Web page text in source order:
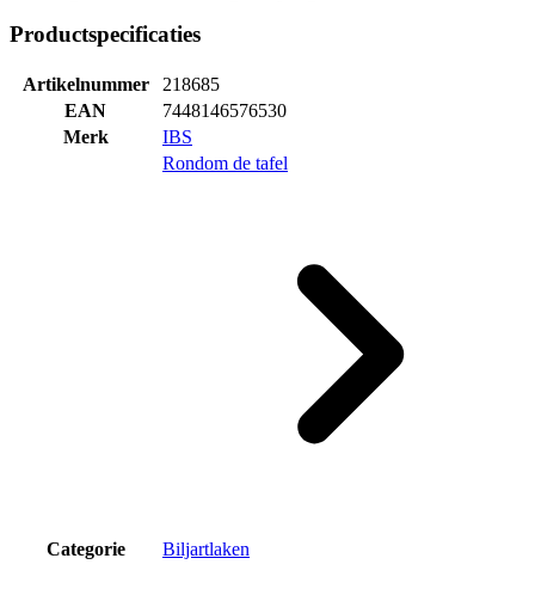
Productspecificaties
Artikelnummer
218685
EAN
7448146576530
Merk
IBS
Categorie
Rondom de tafel
Biljartlaken